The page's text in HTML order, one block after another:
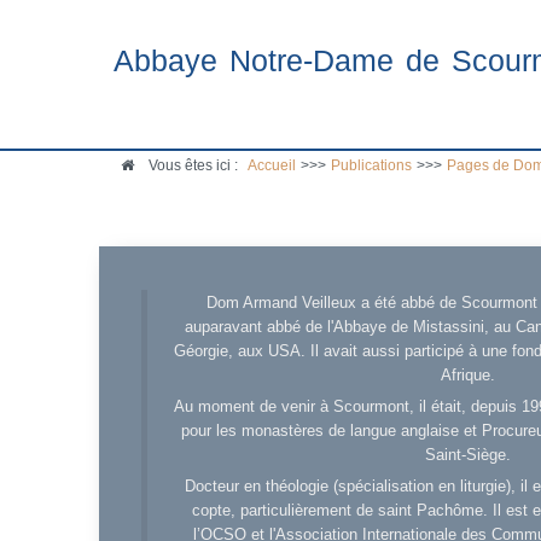
Abbaye Notre-Dame de
Vous êtes ici : Accueil >>> Publications >>> Pages de
Dom Armand Veilleux a été abbé de
auparavant abbé de l'Abbaye de Mistassini, au
Géorgie, aux USA. Il avait aussi participé à une
Afrique.
Au moment de venir à Scourmont, il était, depuis
pour les monastères de langue anglaise et
Saint-Siège.
Docteur en théologie (spécialisation en liturgie), il
copte, particulièrement de saint Pachôme. Il est
l’OCSO et l'Association Internationale des